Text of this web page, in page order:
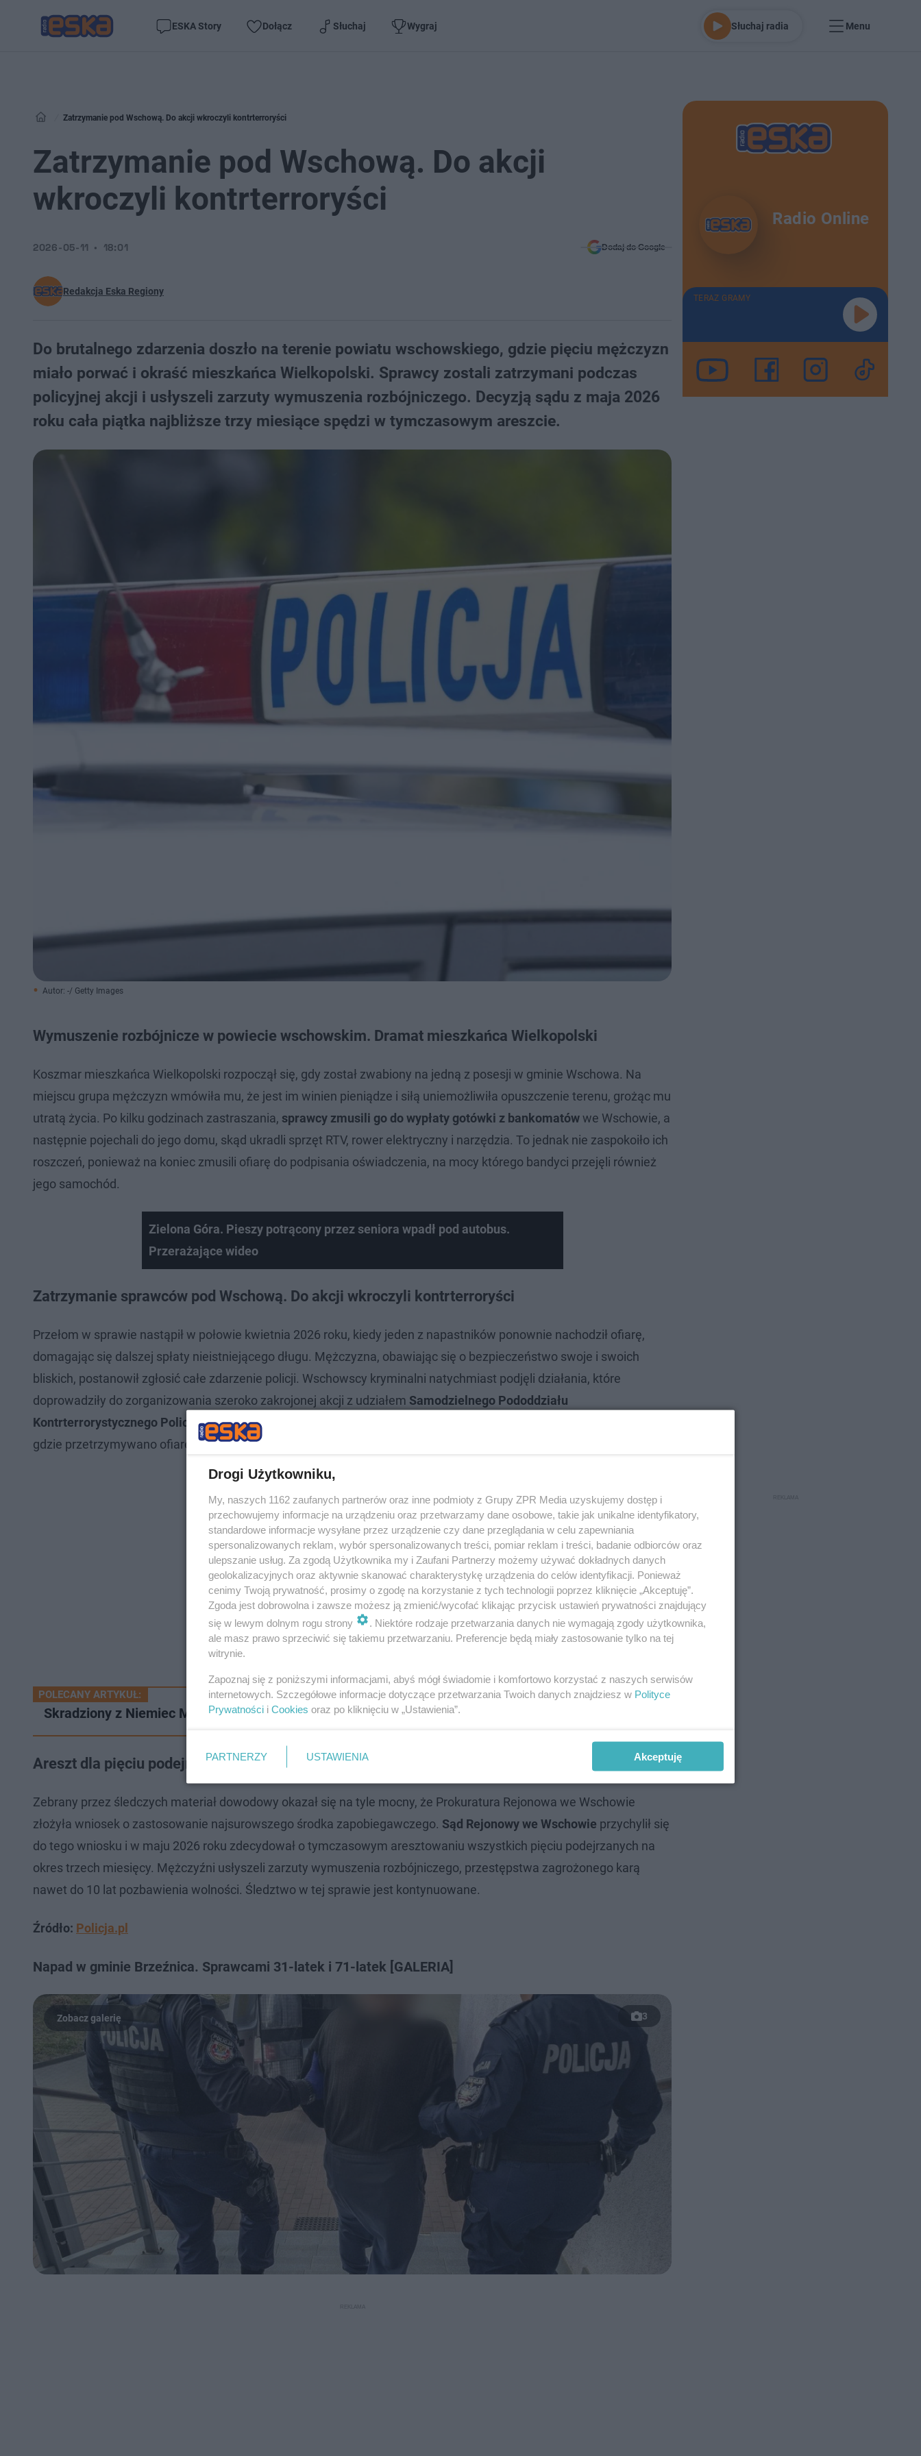
ESKA Story Dołącz Słuchaj Wygraj Słuchaj radia Menu
Zatrzymanie pod Wschową. Do akcji wkroczyli kontrterroryści
Zatrzymanie pod Wschową. Do akcji
wkroczyli kontrterroryści
Redakcja Eska Regiony
2026-05-11 18:01 Dodaj do Google
Do brutalnego zdarzenia doszło na terenie powiatu wschowskiego, gdzie pięciu mężczyzn
miało porwać i okraść mieszkańca Wielkopolski. Sprawcy zostali zatrzymani podczas
policyjnej akcji i usłyszeli zarzuty wymuszenia rozbójniczego. Decyzją sądu z maja 2026
roku cała piątka najbliższe trzy miesiące spędzi w tymczasowym areszcie.
Autor: -/ Getty Images
Wymuszenie rozbójnicze w powiecie wschowskim. Dramat mieszkańca Wielkopolski
Koszmar mieszkańca Wielkopolski rozpoczął się, gdy został zwabiony na jedną z posesji w gminie Wschowa. Na
miejscu grupa mężczyzn wmówiła mu, że jest im winien pieniądze i siłą uniemożliwiła opuszczenie terenu, grożąc mu
utratą życia. Po kilku godzinach zastraszania, sprawcy zmusili go do wypłaty gotówki z bankomatówwe Wschowie, a
następnie pojechali do jego domu, skąd ukradli sprzęt RTV, rower elektryczny i narzędzia. To jednak nie zaspokoiło ich
roszczeń, ponieważ na koniec zmusili ofiarę do podpisania oświadczenia, na mocy którego bandyci przejęli również
jego samochód.
Zielona Góra. Pieszy potrącony przez seniora wpadł pod autobus.
Przerażające wideo
Zatrzymanie sprawców pod Wschową. Do akcji wkroczyli kontrterroryści
Przełom w sprawie nastąpił w połowie kwietnia 2026 roku, kiedy jeden z napastników ponownie nachodził ofiarę,
domagając się dalszej spłaty nieistniejącego długu. Mężczyzna, obawiając się o bezpieczeństwo swoje i swoich
bliskich, postanowił zgłosić całe zdarzenie policji. Wschowscy kryminalni natychmiast podjęli działania, które
doprowadziły do zorganizowania szeroko zakrojonej akcji z udziałem Samodzielnego Pododdziału
Kontrterrorystycznego Policji z Gorzowa Wielkopolskiego i Poznania
gdzie przetrzymywano ofiarę, a pozostałą trójkę w ich miejscach zamieszkania.
POLECANY ARTYKUŁ:
Skradziony z Niemiec Mercedes zatrzymany na granicy. Strażnicy zamarli, gdy zaj…
Areszt dla pięciu podejrzanych. Grozi im do 10 lat więzienia
Zebrany przez śledczych materiał dowodowy okazał się na tyle mocny, że Prokuratura Rejonowa we Wschowie
złożyła wniosek o zastosowanie najsurowszego środka zapobiegawczego. Sąd Rejonowy we Wschowie przychylił się
do tego wniosku i w maju 2026 roku zdecydował o tymczasowym aresztowaniu wszystkich pięciu podejrzanych na
okres trzech miesięcy. Mężczyźni usłyszeli zarzuty wymuszenia rozbójniczego, przestępstwa zagrożonego karą
nawet do 10 lat pozbawienia wolności. Śledztwo w tej sprawie jest kontynuowane.
Źródło: Policja.pl
Napad w gminie Brzeźnica. Sprawcami 31-latek i 71-latek [GALERIA]
3
Radio Online
TERAZ GRAMY
Drogi Użytkowniku,
My, naszych 1162 zaufanych partnerów oraz inne podmioty z Grupy ZPR Media uzyskujemy dostęp i
przechowujemy informacje na urządzeniu oraz przetwarzamy dane osobowe, takie jak unikalne identyfikatory,
standardowe informacje wysyłane przez urządzenie czy dane przeglądania w celu zapewniania
spersonalizowanych reklam, wybór spersonalizowanych treści, pomiar reklam i treści, badanie odbiorców oraz
ulepszanie usług. Za zgodą Użytkownika my i Zaufani Partnerzy możemy używać dokładnych danych
geolokalizacyjnych oraz aktywnie skanować charakterystykę urządzenia do celów identyfikacji. Ponieważ
cenimy Twoją prywatność, prosimy o zgodę na korzystanie z tych technologii poprzez kliknięcie „Akceptuję”.
Zgoda jest dobrowolna i zawsze możesz ją zmienić/wycofać klikając przycisk ustawień prywatności znajdujący
się w lewym dolnym rogu strony
. Niektóre rodzaje przetwarzania danych nie wymagają zgody użytkownika,
ale masz prawo sprzeciwić się takiemu przetwarzaniu. Preferencje będą miały zastosowanie tylko na tej
witrynie.
Zapoznaj się z poniższymi informacjami, abyś mógł świadomie i komfortowo korzystać z naszych serwisów
internetowych. Szczegółowe informacje dotyczące przetwarzania Twoich danych znajdziesz w Polityce
Prywatności i Cookies oraz po kliknięciu w „Ustawienia”.
PARTNERZY USTAWIENIA Akceptuję